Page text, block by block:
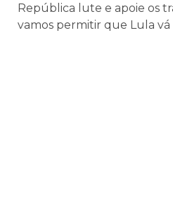
República lute e apoie os
vamos permitir que Lula vá